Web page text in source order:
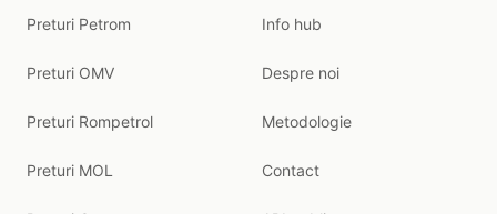
Preturi Petrom
Preturi OMV
Preturi Rompetrol
Preturi MOL
Info hub
Despre noi
Metodologie
Contact